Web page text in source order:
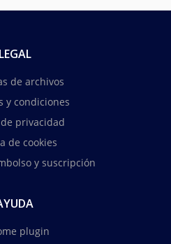
LEGAL
de archivos
y condiciones
privacidad
de cookies
y suscripción
plugin